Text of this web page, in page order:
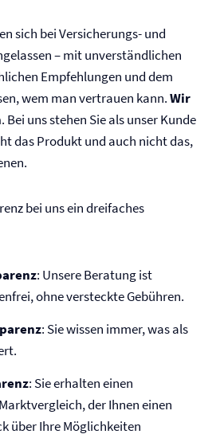
sich bei Versicherungs- und
– mit unverständlichen
Empfehlungen und dem
wem man vertrauen kann.Wir
. Bei uns stehen Sie als unser Kunde
das Produkt und auch nicht das,
bei uns ein dreifaches
: Unsere Beratung ist
ohne versteckte Gebühren.
: Sie wissen immer, was als
: Sie erhalten einen
der Ihnen einen
über Ihre Möglichkeiten